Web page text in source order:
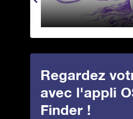
Regardez
avec l'appli
Finder !